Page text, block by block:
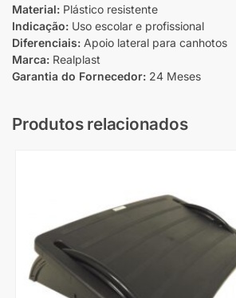
Material: Plástico resistente
Indicação: Uso escolar e profissional
Diferenciais: Apoio lateral para canhotos
Marca: Realplast
Garantia do Fornecedor: 24 Meses
Produtos relacionados